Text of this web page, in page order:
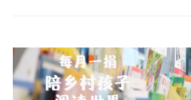
关于满天星